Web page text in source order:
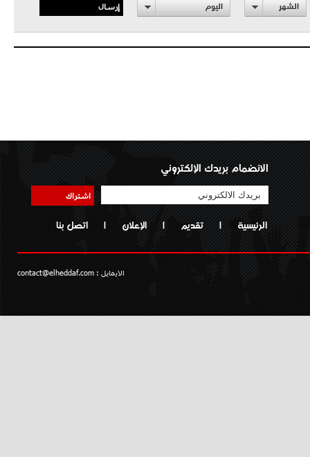
الشهر اليوم إرسال
الانضمام بريدك الإلكتروني
اشتراك
الرئيسية | تقديم | الإعلان | اتصل بنا
الايمايل : contact@elheddaf.com